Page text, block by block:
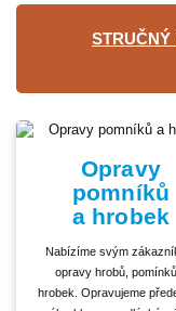
STRUČNÝ
Opravy
pomníků
a hrobek
Nabízíme svým
opravy hrobů,
hrobek. Opravujeme